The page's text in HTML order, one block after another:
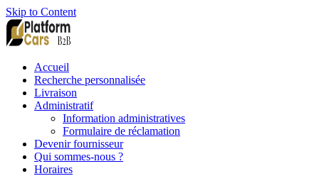
Skip to Content
Accueil
Recherche personnalisée
Livraison
Administratif
Information administratives
Formulaire de réclamation
Devenir fournisseur
Qui sommes-nous ?
Horaires